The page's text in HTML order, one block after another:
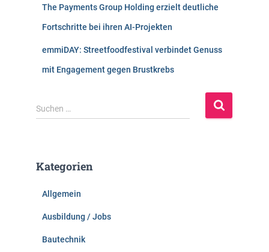
The Payments Group Holding erzielt deutliche
Fortschritte bei ihren AI-Projekten
emmiDAY: Streetfoodfestival verbindet Genuss
mit Engagement gegen Brustkrebs
S
u
n
Suchen …
Kategorien
Allgemein
Ausbildung / Jobs
Bautechnik